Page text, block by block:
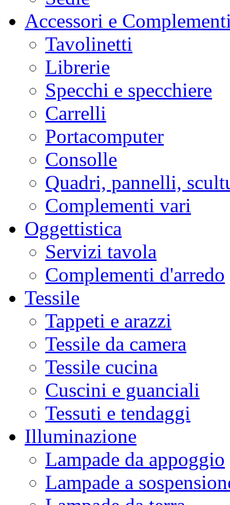
Accessori e
Tavolinetti
Librerie
Specchi e specchiere
Carrelli
Portacomputer
Consolle
Quadri, pannelli,
Complementi vari
Oggettistica
Servizi tavola
Complementi d'arredo
Tessile
Tappeti e arazzi
Tessile da camera
Tessile cucina
Cuscini e guanciali
Tessuti e tendaggi
Illuminazione
Lampade da appoggio
Lampade a